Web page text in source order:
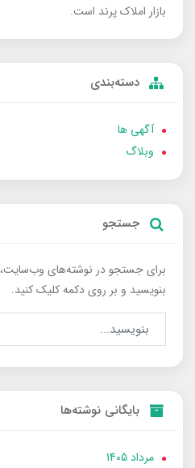
بازار املاک پرند است.
دسته‌بندی
آگهی ها
وبلاگ
جستجو
برای جستجو در نوشته‌های
بنویسید و بر روی دکمه کلیک کنید.
بایگانی نوشته‌ها
مرداد 1405